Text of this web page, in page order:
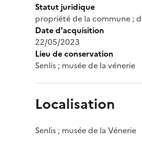
Statut juridique
propriété de la commune ;
Date d'acquisition
22/05/2023
Lieu de conservation
Senlis ; musée de la vénerie
Localisation
Senlis ; musée de la Vénerie